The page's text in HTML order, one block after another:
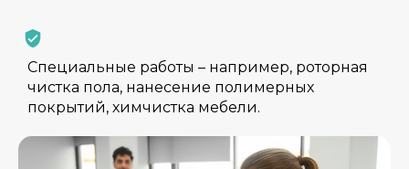
Специальные работы – например, роторная
чистка пола, нанесение полимерных
покрытий, химчистка мебели.